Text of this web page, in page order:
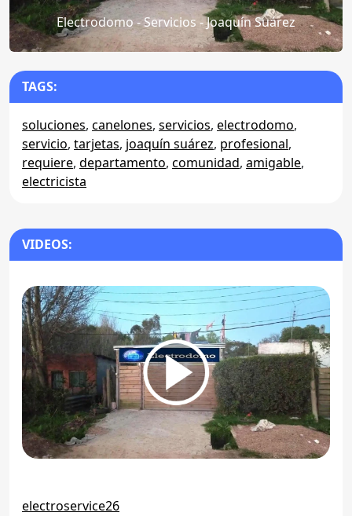
Electrodomo - Servicios - Joaquín Suárez
TAGS:
soluciones, canelones, servicios, electrodomo,
servicio, tarjetas, joaquín suárez, profesional,
requiere, departamento, comunidad, amigable,
electricista
VIDEOS:
electroservice26